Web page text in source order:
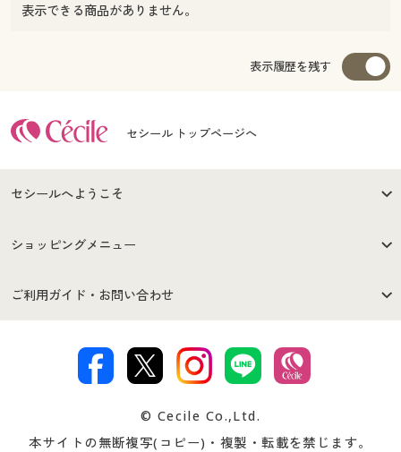
表示できる商品がありません。
表示履歴を残す
セシール トップページへ
セシールへようこそ
はじめての方へ
セシールご利用規約
著作権・商標について 会社案内
ショッピングメニュー
商品カテゴリ
プレゼント＆キャンペーン サイトマップ
ご利用ガイド・お問い合わせ
交換・返品は お支払は
© Cecile Co.,Ltd.
本サイトの無断複写(コピー)・複製・転載を禁じます。